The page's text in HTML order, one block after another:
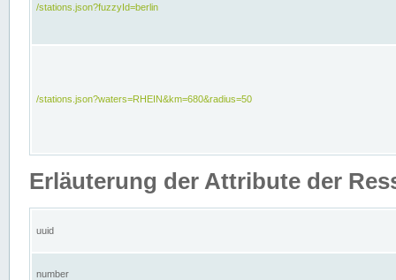
/stations.json?fuzzyId=berlin
/stations.json?waters=RHEIN&km=680&radius=50
Erläuterung der Attribute der
uuid
number